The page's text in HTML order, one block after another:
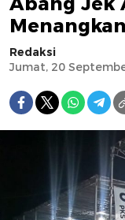
Redaksi
Jumat, 20